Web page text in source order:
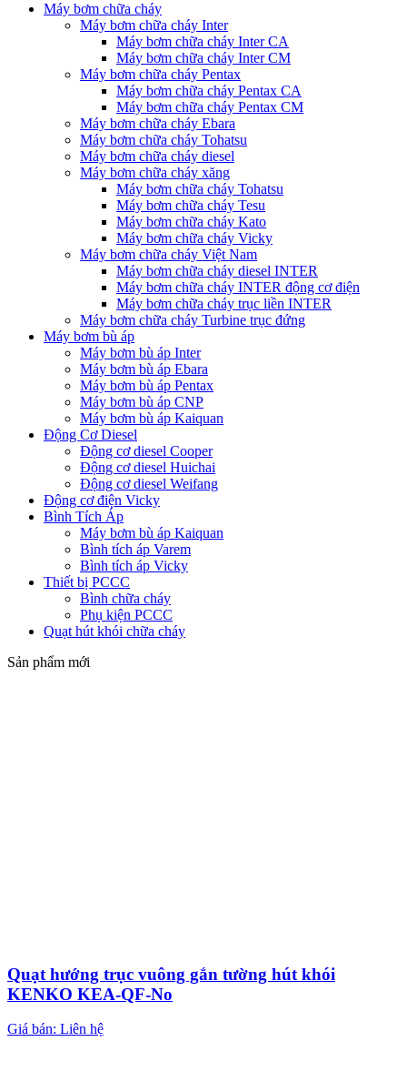
Máy bơm chữa cháy
Máy bơm chữa cháy Inter
Máy bơm chữa cháy Inter CA
Máy bơm chữa cháy Inter CM
Máy bơm chữa cháy Pentax
Máy bơm chữa cháy Pentax CA
Máy bơm chữa cháy Pentax CM
Máy bơm chữa cháy Ebara
Máy bơm chữa cháy Tohatsu
Máy bơm chữa cháy diesel
Máy bơm chữa cháy xăng
Máy bơm chữa cháy Tohatsu
Máy bơm chữa cháy Tesu
Máy bơm chữa cháy Kato
Máy bơm chữa cháy Vicky
Máy bơm chữa cháy Việt Nam
Máy bơm chữa cháy diesel INTER
Máy bơm chữa cháy INTER động cơ điện
Máy bơm chữa cháy trục liền INTER
Máy bơm chữa cháy Turbine trục đứng
Máy bơm bù áp
Máy bơm bù áp Inter
Máy bơm bù áp Ebara
Máy bơm bù áp Pentax
Máy bơm bù áp CNP
Máy bơm bù áp Kaiquan
Động Cơ Diesel
Động cơ diesel Cooper
Động cơ diesel Huichai
Động cơ diesel Weifang
Động cơ điện Vicky
Bình Tích Áp
Máy bơm bù áp Kaiquan
Bình tích áp Varem
Bình tích áp Vicky
Thiết bị PCCC
Bình chữa cháy
Phụ kiện PCCC
Quạt hút khói chữa cháy
Sản phẩm mới
Quạt hướng trục vuông gắn tường hút khói
KENKO KEA-QF-No
Giá bán: Liên hệ